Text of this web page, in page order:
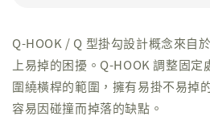
Q-HOOK / Q 型掛勾設計概念來自
上易掉的困擾。Q-HOOK 調整固
圍繞橫桿的範圍，擁有易掛不易掉
容易因碰撞而掉落的缺點。